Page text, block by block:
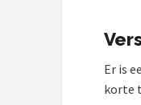
Er is
korte